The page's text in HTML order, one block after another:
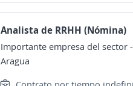
Analista de RRHH (Nómina)
Importante empresa del sector -
Aragua